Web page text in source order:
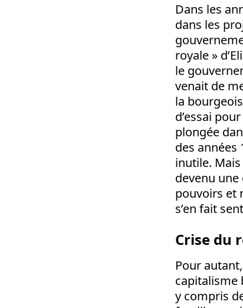
Dans les
dans les
royale »
le
venait de
la
d’essai
plongée
des
inutile.
devenu
pouvoirs et
s’en fait
Crise du
Pour
capitalisme
y compris